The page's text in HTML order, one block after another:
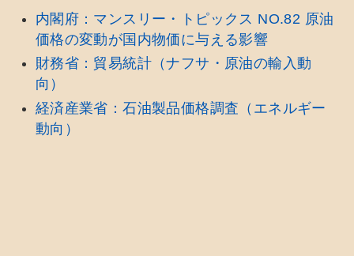
内閣府：マンスリー・トピックス NO.82 原油
価格の変動が国内物価に与える影響
財務省：貿易統計（ナフサ・原油の輸入動
向）
経済産業省：石油製品価格調査（エネルギー
動向）